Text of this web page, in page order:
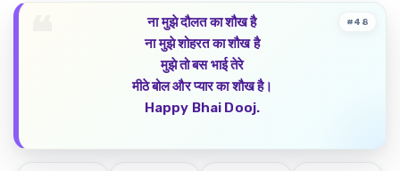
ना मुझे दौलत का शौख है
ना मुझे शोहरत का शौख है
मुझे तो बस भाई तेरे
मीठे बोल और प्यार का शौख है।
Happy Bhai Dooj.
#48